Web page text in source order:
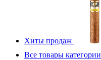
Хиты продаж
Все товары категории